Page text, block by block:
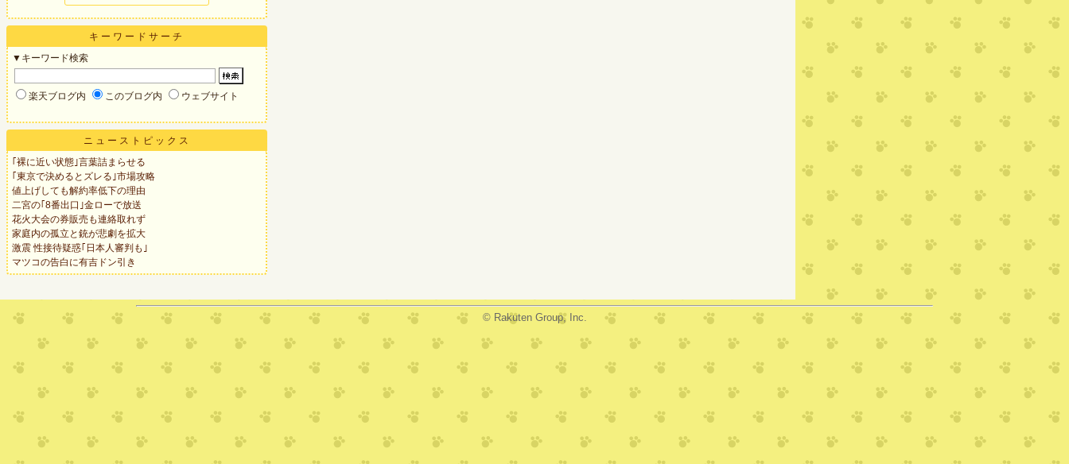
キーワードサーチ
▼キーワード検索
楽天ブログ内 このブログ内 ウェブサイト
ニューストピックス
｢裸に近い状態｣言葉詰まらせる
｢東京で決めるとズレる｣市場攻略
値上げしても解約率低下の理由
二宮の｢8番出口｣金ローで放送
花火大会の券販売も連絡取れず
家庭内の孤立と銃が悲劇を拡大
激震 性接待疑惑｢日本人審判も｣
マツコの告白に有吉ドン引き
© Rakuten Group, Inc.